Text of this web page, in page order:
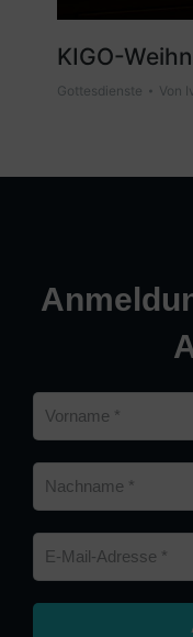
KIGO-
Gottesdienste Von